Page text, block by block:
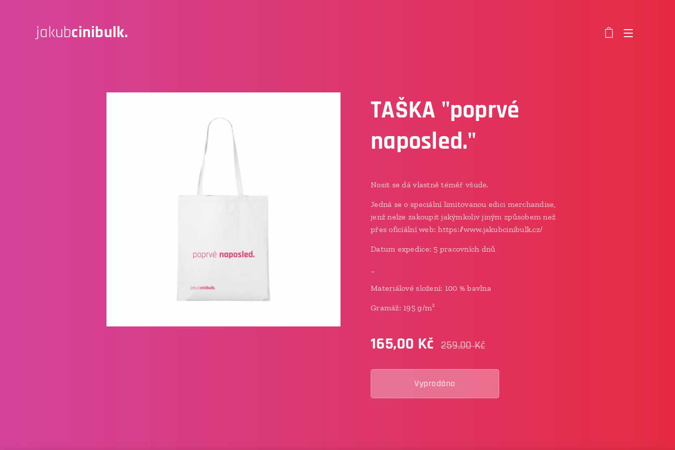
jakubcinibulk.
TAŠKA "poprvé
naposled."
Nosit se dá vlastně téměř všude.
Jedná se o speciální limitovanou edici merchandise,
jenž nelze zakoupit jakýmkoliv jiným způsobem než
přes oficiální web: https://www.jakubcinibulk.cz/
Datum expedice: 5 pracovních dnů
Materiálové složení: 100 % bavlna
Gramáž: 195 g/m²
165,00 Kč 259,00Kč
Vyprodáno